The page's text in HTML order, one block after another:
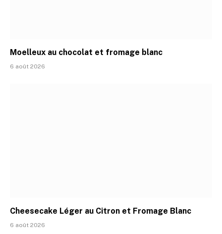
Moelleux au chocolat et fromage blanc
6 août 2026
Cheesecake Léger au Citron et Fromage Blanc
6 août 2026